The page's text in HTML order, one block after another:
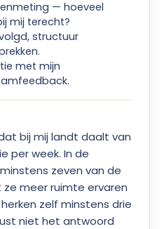
— hoeveel
mij terecht?
structuur
met mijn
bij mij landt daalt van
per week. In de
zeven van de
meer ruimte ervaren
zelf minstens drie
niet het antwoord